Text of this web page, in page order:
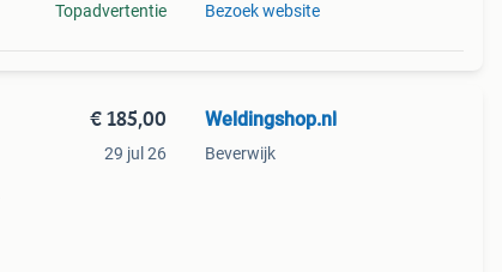
Topadvertentie Bezoek website
€ 185,00
29 jul 26
Weldingshop.nl
Beverwijk